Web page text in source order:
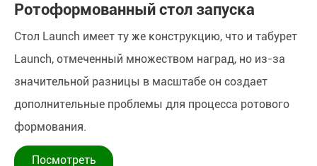
Ротоформованный стол запуска
Стол Launch имеет ту же конструкцию, что и табурет
Launch, отмеченный множеством наград, но из-за
значительной разницы в масштабе он создает
дополнительные проблемы для процесса ротового
формования.
Посмотреть